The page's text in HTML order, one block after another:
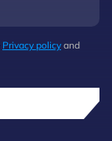
Privacy policy and